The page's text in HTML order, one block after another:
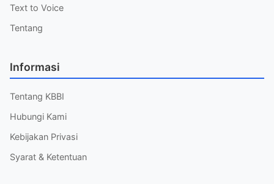
Text to Voice
Tentang
Informasi
Tentang KBBI
Hubungi Kami
Kebijakan Privasi
Syarat & Ketentuan